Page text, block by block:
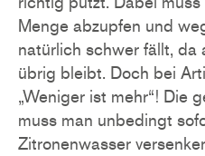
Menge abzupfen und
natürlich schwer fällt, da
übrig bleibt. Doch bei
„Weniger ist mehr“! Die
muss man unbedingt
Zitronenwasser